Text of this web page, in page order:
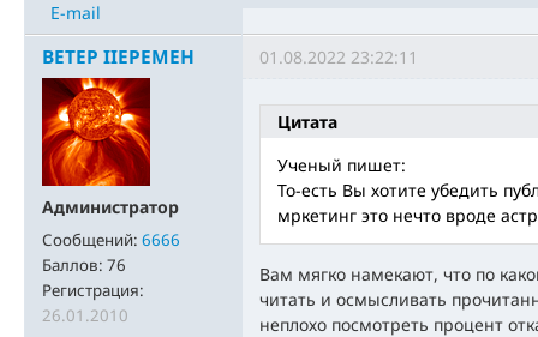
E-mail
BETEP IIEPEMEH
Администратор
Сообщений: 6666
Баллов: 76
Регистрация:
26.01.2010
01.08.2022 23:22:11
Цитата
Ученый пишет:
То-есть Вы хотите убедить
мркетинг это нечто вроде
Вам мягко намекают, что по
читать и осмысливать
неплохо посмотреть процент